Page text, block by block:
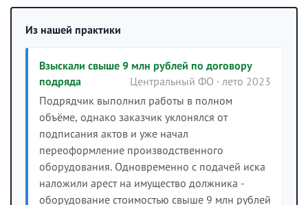
Из нашей практики
Взыскали свыше 9 млн рублей по договору
подряда
Центральный ФО · лето 2023
Подрядчик выполнил работы в полном
объёме, однако заказчик уклонялся от
подписания актов и уже начал
переоформление производственного
оборудования. Одновременно с подачей иска
наложили арест на имущество должника -
оборудование стоимостью свыше 9 млн рублей